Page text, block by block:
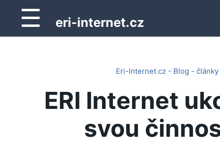
☰ eri-internet.cz
Eri-Internet.cz - Blog - články
ERI Internet
svou